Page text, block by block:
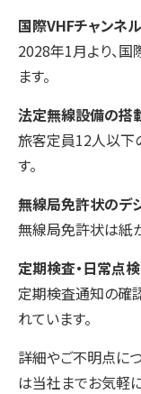
国際VHFチャンネ
2028年1月より、
ます。
法定無線設備の搭
旅客定員12人以下
す。
無線局免許状のデ
無線局免許状は紙
定期検査・日常点
定期検査通知の確
れています。
詳細やご不明点に
は当社までお気軽